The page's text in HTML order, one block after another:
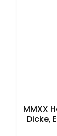
MMXX
Dicke,